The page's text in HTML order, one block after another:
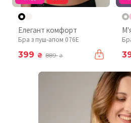
Елегант комфорт
Бра з пуш-апом 076Е
399 ₴ 889₴